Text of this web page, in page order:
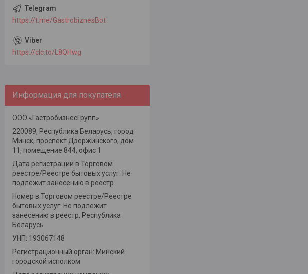
https://t.me/GastrobiznesBot
https://clc.to/L8QHwg
Информация для покупателя
ООО «ГастробизнесГрупп»
220089, Республика Беларусь, город
Минск, проспект Дзержинского, дом
11, помещение 844, офис 1
Дата регистрации в Торговом
реестре/Реестре бытовых услуг: Не
подлежит занесению в реестр
Номер в Торговом реестре/Реестре
бытовых услуг: Не подлежит
занесению в реестр, Республика
Беларусь
УНП: 193067148
Регистрационный орган: Минский
городской исполком